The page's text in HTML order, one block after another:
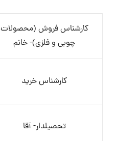
کارشناس فروش (محصولات
چوبی و فلزی)- خانم
کارشناس خرید
تحصیلدار- آقا